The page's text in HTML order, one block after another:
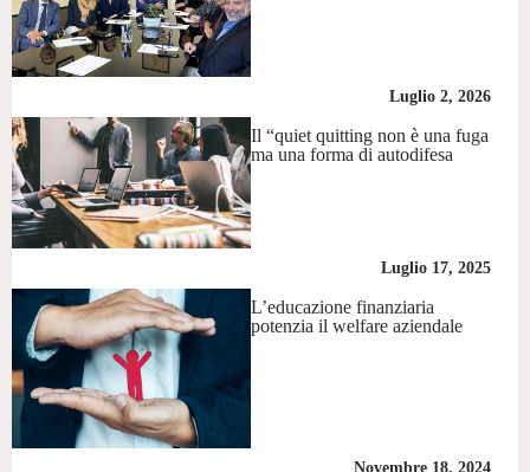
Luglio 2, 2026
Il “quiet quitting non è una fuga
ma una forma di autodifesa
Luglio 17, 2025
L’educazione finanziaria
potenzia il welfare aziendale
Novembre 18, 2024